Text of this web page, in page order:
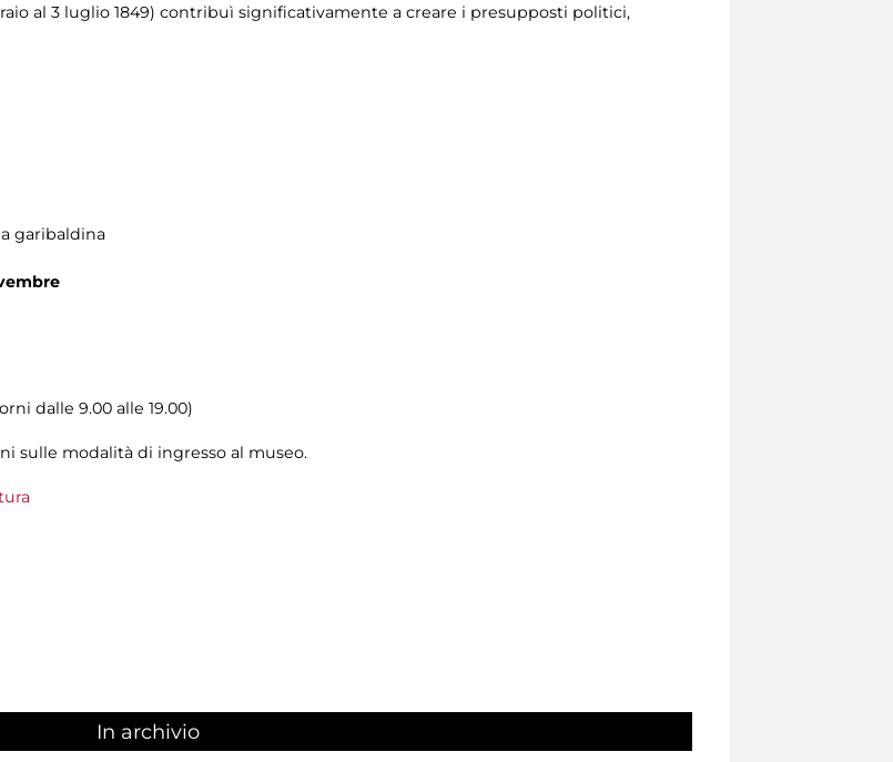
al 3 luglio 1849) contribuì significativamente a creare i presupposti politici,
garibaldina
dalle 9.00 alle 19.00)
sulle modalità di ingresso al museo.
In archivio